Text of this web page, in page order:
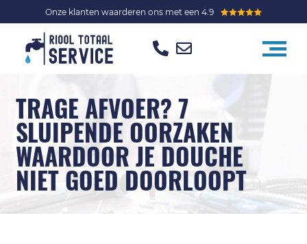
Onze klanten waarderen ons met een 4.9
TRAGE AFVOER? 7
SLUIPENDE OORZAKEN
WAARDOOR JE DOUCHE
NIET GOED DOORLOOPT